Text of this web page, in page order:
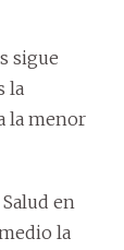
sigue
la
la menor
en
la